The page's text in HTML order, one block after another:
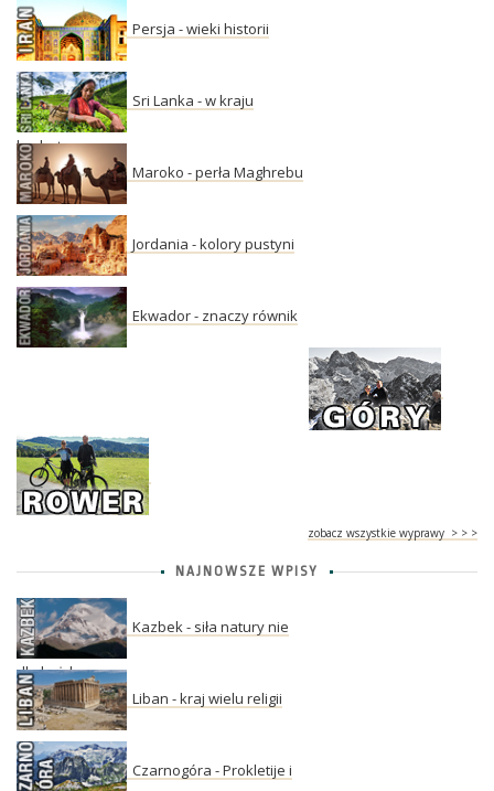
Persja - wieki historii
Sri Lanka - w kraju
herbaty
Maroko - perła Maghrebu
Jordania - kolory pustyni
Ekwador - znaczy równik
zobacz wszystkie wyprawy > > >
NAJNOWSZE WPISY
Kazbek - siła natury nie
dla każdego
Liban - kraj wielu religii
Czarnogóra - Prokletije i